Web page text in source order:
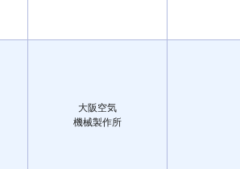
大阪空気
機械製作所